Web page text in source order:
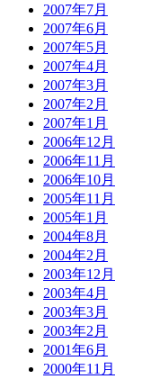
2007年7月
2007年6月
2007年5月
2007年4月
2007年3月
2007年2月
2007年1月
2006年12月
2006年11月
2006年10月
2005年11月
2005年1月
2004年8月
2004年2月
2003年12月
2003年4月
2003年3月
2003年2月
2001年6月
2000年11月